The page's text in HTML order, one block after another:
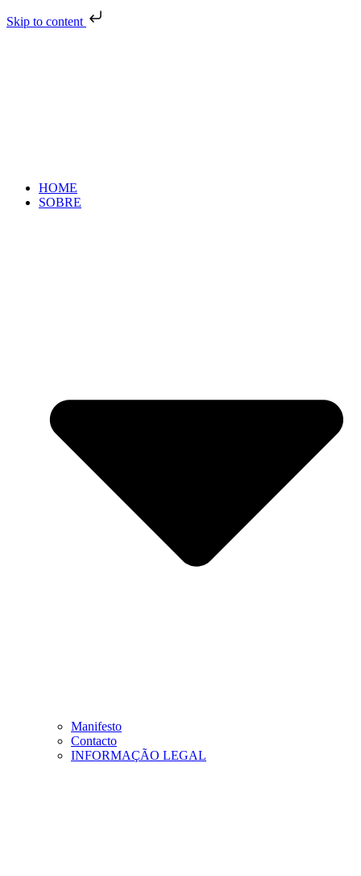
Skip to content
HOME
SOBRE
Manifesto
Contacto
INFORMAÇÃO LEGAL